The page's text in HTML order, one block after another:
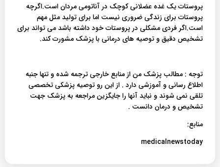
پروستات یک غده عضلانی کوچک در آناتومی مردان است.اگرچه
پروستات برای زندگی ضروری نیست اما برای تولید مثل مهم
است.اگر فردی مشکلی در پروستات خود داشته باشد می تواند برای
تشخیص دقیق و توصیه های درمانی با پزشک مشورت کند.
توجه : مطالب پزشک من از منابع خارجی ترجمه شده و تنها جنبه
اطلاع رسانی و آموزشی دارد . از این رو توصیه پزشکی تخصصی
تلقی نمی شوند و نباید آنها را جایگزین مراجعه به پزشک جهت
تشخیص و درمان دانست .
منابع:
medicalnewstoday